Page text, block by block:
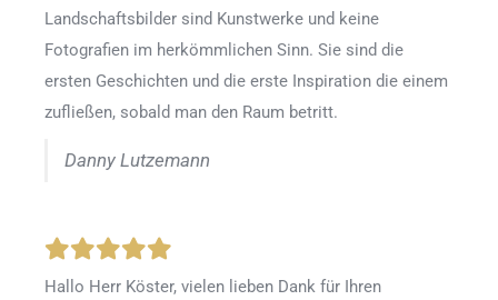
Landschaftsbilder sind Kunstwerke und keine
Fotografien im herkömmlichen Sinn. Sie sind die
ersten Geschichten und die erste Inspiration die einem
zufließen, sobald man den Raum betritt.
Danny Lutzemann
Hallo Herr Köster, vielen lieben Dank für Ihren